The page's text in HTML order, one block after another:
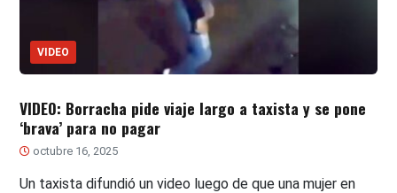
VIDEO
VIDEO: Borracha pide viaje largo a taxista y se pone
‘brava’ para no pagar
octubre 16, 2025
Un taxista difundió un video luego de que una mujer en